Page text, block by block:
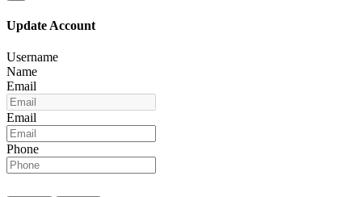
Update Account
Username
Name
Email
Email
Phone